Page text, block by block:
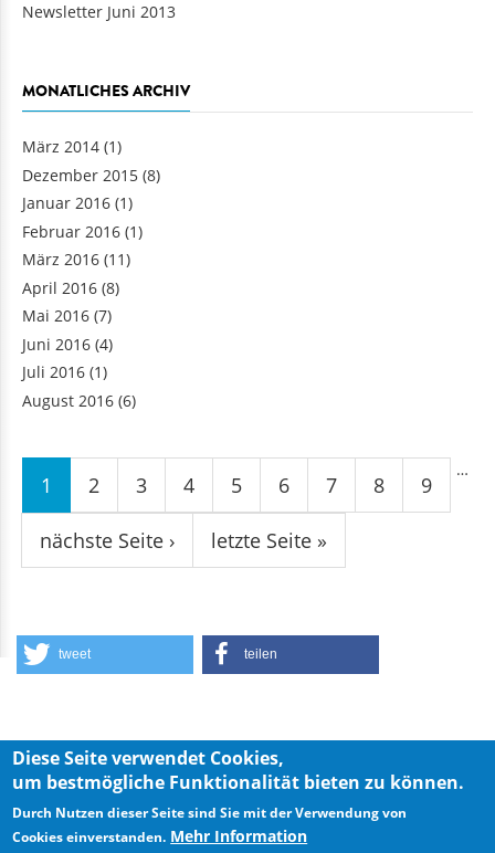
Newsletter Juni 2013
MONATLICHES ARCHIV
März 2014 (1)
Dezember 2015 (8)
Januar 2016 (1)
Februar 2016 (1)
März 2016 (11)
April 2016 (8)
Mai 2016 (7)
Juni 2016 (4)
Juli 2016 (1)
August 2016 (6)
Seiten
1 2 3 4 5 6 7 8 9
…
nächste Seite › letzte Seite »
tweet teilen
Diese Seite verwendet Cookies,
um bestmögliche Funktionalität bieten zu können.
Durch Nutzen dieser Seite sind Sie mit der Verwendung von
Cookies einverstanden. Mehr Information